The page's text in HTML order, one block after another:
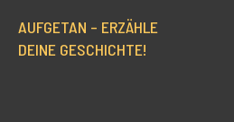
AUFGETAN – ERZÄHLE
DEINE GESCHICHTE!